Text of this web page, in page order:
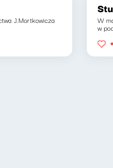
J.Mortkowicza W
w